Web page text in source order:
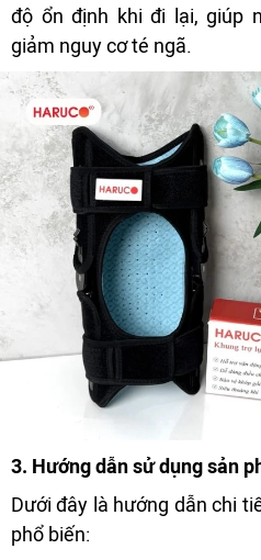
độ ổn định khi đi lại, giúp
giảm nguy cơ té ngã.
3. Hướng dẫn sử dụng sản
Dưới đây là hướng dẫn chi
phổ biến: